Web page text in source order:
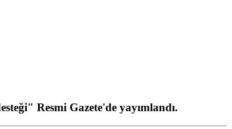
Resmi Gazete'de yayımlandı.